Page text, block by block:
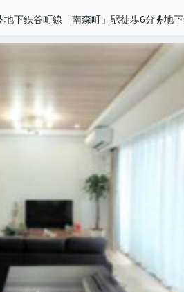
地下鉄谷町線「南森町」駅徒歩6分 地